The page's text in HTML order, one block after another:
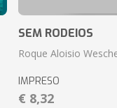
SEM RODEIOS
Roque Aloisio
IMPRESO
€ 8,32